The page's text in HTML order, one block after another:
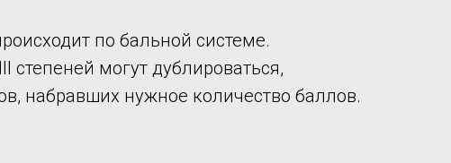
по бальной системе.
степеней могут дублироваться,
набравших нужное количество баллов.